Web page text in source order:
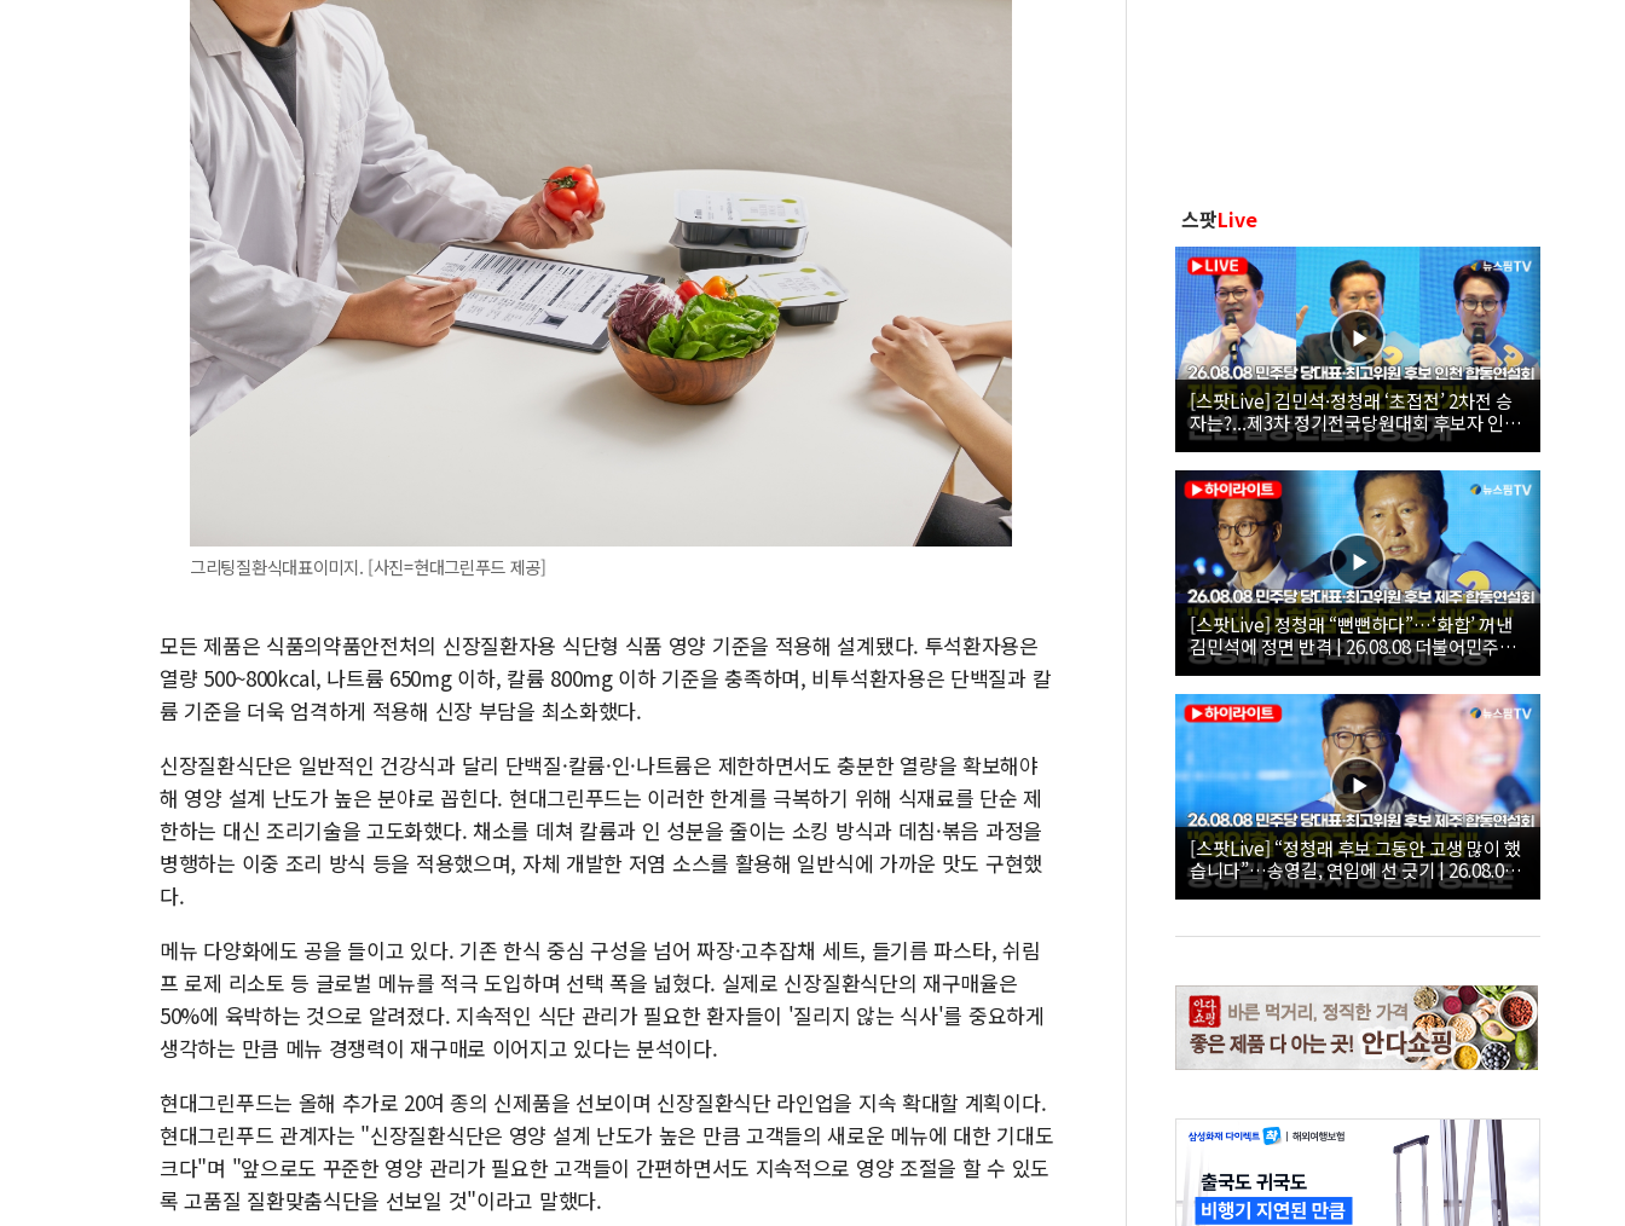
그리팅질환식대표이미지. [사진=현대그린푸드 제공]
모든 제품은 식품의약품안전처의 신장질환자용 식단형 식품 영양 기준을 적용해 설계됐다. 투석환자용은
열량 500~800kcal, 나트륨 650mg 이하, 칼륨 800mg 이하 기준을 충족하며, 비투석환자용은 단백질과 칼
륨 기준을 더욱 엄격하게 적용해 신장 부담을 최소화했다.
신장질환식단은 일반적인 건강식과 달리 단백질·칼륨·인·나트륨은 제한하면서도 충분한 열량을 확보해야
해 영양 설계 난도가 높은 분야로 꼽힌다. 현대그린푸드는 이러한 한계를 극복하기 위해 식재료를 단순 제
한하는 대신 조리기술을 고도화했다. 채소를 데쳐 칼륨과 인 성분을 줄이는 소킹 방식과 데침·볶음 과정을
병행하는 이중 조리 방식 등을 적용했으며, 자체 개발한 저염 소스를 활용해 일반식에 가까운 맛도 구현했
다.
메뉴 다양화에도 공을 들이고 있다. 기존 한식 중심 구성을 넘어 짜장·고추잡채 세트, 들기름 파스타, 쉬림
프 로제 리소토 등 글로벌 메뉴를 적극 도입하며 선택 폭을 넓혔다. 실제로 신장질환식단의 재구매율은
50%에 육박하는 것으로 알려졌다. 지속적인 식단 관리가 필요한 환자들이 '질리지 않는 식사'를 중요하게
생각하는 만큼 메뉴 경쟁력이 재구매로 이어지고 있다는 분석이다.
현대그린푸드는 올해 추가로 20여 종의 신제품을 선보이며 신장질환식단 라인업을 지속 확대할 계획이다.
현대그린푸드 관계자는 "신장질환식단은 영양 설계 난도가 높은 만큼 고객들의 새로운 메뉴에 대한 기대도
크다"며 "앞으로도 꾸준한 영양 관리가 필요한 고객들이 간편하면서도 지속적으로 영양 조절을 할 수 있도
록 고품질 질환맞춤식단을 선보일 것"이라고 말했다.
스팟Live
[스팟Live] 김민석·정청래 ‘초접전’ 2차전 승
자는?...제3차 정기전국당원대회 후보자 인천
합동연설회 생중계 | 26.08.08
[스팟Live] 정청래 “뻔뻔하다”…‘화합’ 꺼낸
김민석에 정면 반격 | 26.08.08 더불어민주당
당대표·최고위원 후보 제주 합동연설회
[스팟Live] “정청래 후보 그동안 고생 많이 했
습니다”…송영길, 연임에 선 긋기 | 26.08.08
더불어민주당 당대표·최고위원 후보 제주 합